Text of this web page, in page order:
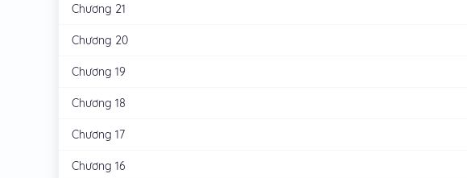
Chương 21
Chương 20
Chương 19
Chương 18
Chương 17
Chương 16